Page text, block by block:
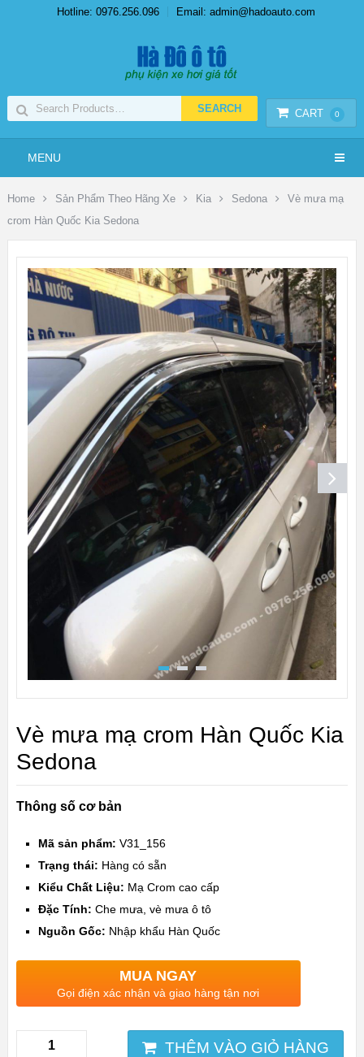
Hotline: 0976.256.096 Email: admin@hadoauto.com
CART 0
MENU
Home Sản Phẩm Theo Hãng Xe Kia Sedona
Vè mưa mạ
crom Hàn Quốc Kia Sedona
Vè mưa mạ crom Hàn Quốc Kia
Sedona
Thông số cơ bản
Mã sản phẩm: V31_156
Trạng thái: Hàng có sẵn
Kiểu Chất Liệu: Mạ Crom cao cấp
Đặc Tính: Che mưa, vè mưa ô tô
Nguồn Gốc: Nhập khẩu Hàn Quốc
MUA NGAY
Gọi điện xác nhận và giao hàng tận nơi
THÊM VÀO GIỎ HÀNG